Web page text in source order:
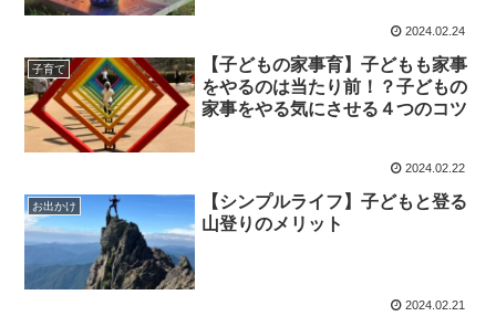
2024.02.24
子育て
【子どもの家事育】子どもも家事
をやるのは当たり前！？子どもの
家事をやる気にさせる４つのコツ
2024.02.22
お出かけ
【シンプルライフ】子どもと登る
山登りのメリット
2024.02.21